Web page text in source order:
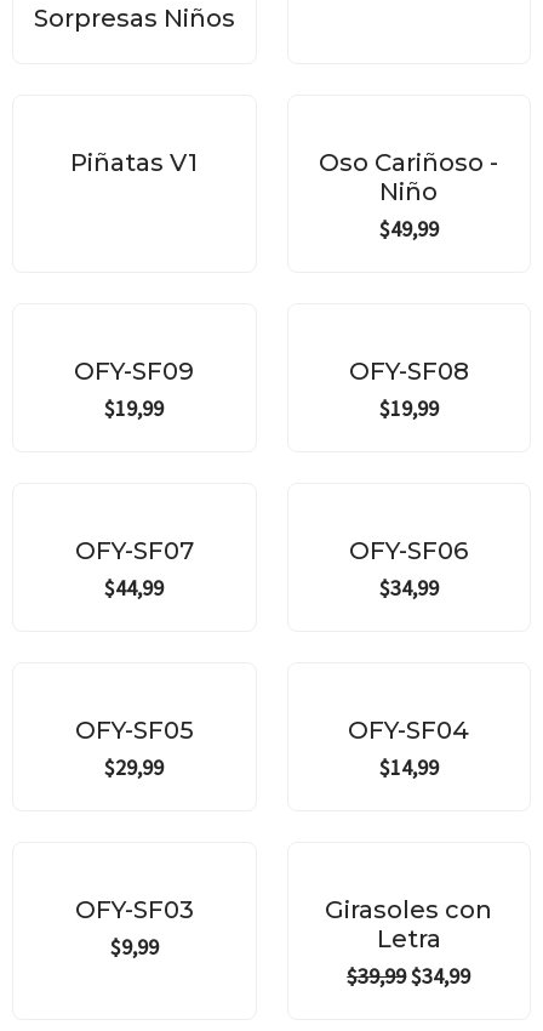
Sorpresas Niños
Piñatas V1
Oso Cariñoso -
Niño
$49,99
OFY-SF09
$19,99
OFY-SF08
$19,99
OFY-SF07
$44,99
OFY-SF06
$34,99
OFY-SF05
$29,99
OFY-SF04
$14,99
OFY-SF03
$9,99
Girasoles con
Letra
$39,99
was:
$39,99.
$34,99
is: